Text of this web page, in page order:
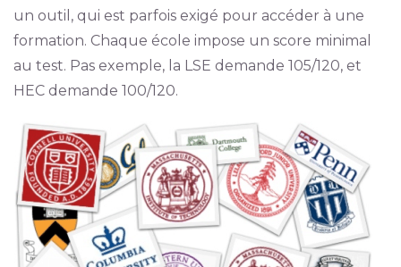
un outil, qui est parfois exigé pour accéder à une
formation. Chaque école impose un score minimal
au test. Pas exemple, la LSE demande 105/120, et
HEC demande 100/120.